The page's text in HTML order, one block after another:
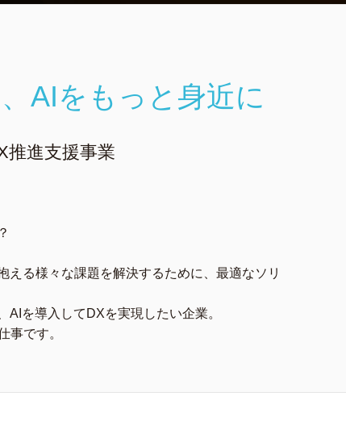
AIをもっと身近に
推進支援事業
える様々な課題を解決するために、最適なソリ
を導入してDXを実現したい企業。
事です。